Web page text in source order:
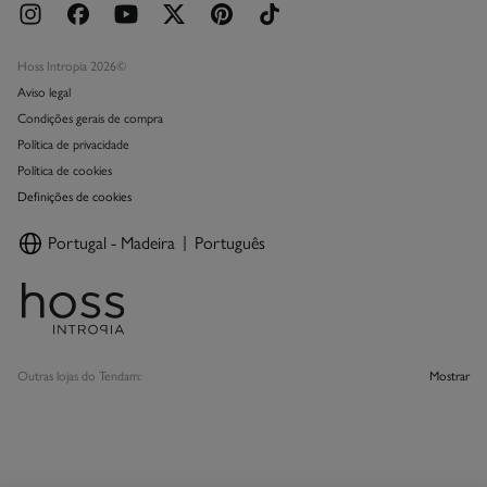
Hoss Intropia 2026©
Aviso legal
Condições gerais de compra
Política de privacidade
Política de cookies
Definições de cookies
Portugal - Madeira Português
Outras lojas do Tendam: Mostrar